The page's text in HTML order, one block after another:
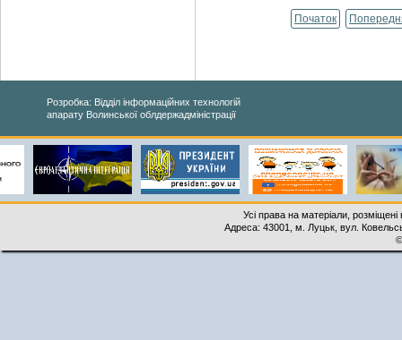
Початок
Розробка: Відділ інформаційних технологій
апарату Волинської облдержадміністрації
Усі права на матеріали,
Адреса: 43001, м. Луцьк, вул.